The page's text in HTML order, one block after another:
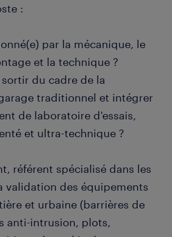
:
par la mécanique, le
et la technique ?
du cadre de la
traditionnel et intégrer
de laboratoire d'essais,
et ultra-technique ?
référent spécialisé dans les
validation des équipements
et urbaine (barrières de
anti-intrusion, plots,